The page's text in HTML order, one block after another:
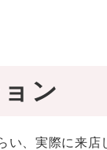
ン
、実際に来